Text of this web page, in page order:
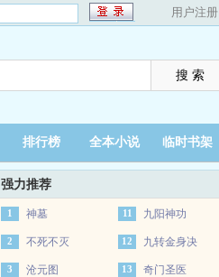
用户注册
排行榜 全本小说 临时书架
强力推荐
1 神墓
2 不死不灭
3 沧元图
11 九阳神功
12 九转金身决
13 奇门圣医